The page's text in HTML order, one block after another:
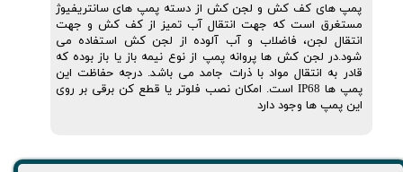
پمپ های کف کش و لجن کش از دسته پمپ های سانتریفیوژ
مستغرق است که جهت انتقال آب تمیز از کف کش و جهت
انتقال لجن، فاضلاب و آب آلوده از لجن کش استفاده می
شود.در لجن کش ها پروانه پمپ از نوع نیمه باز یا باز بوده که
قادر به انتقال مواد با ذرات جامد می باشد. درجه حفاظت این
پمپ ها IP68 است. امکان نصب فلوتر یا قطع کن برقی بر روی
این پمپ ها وجود دارد